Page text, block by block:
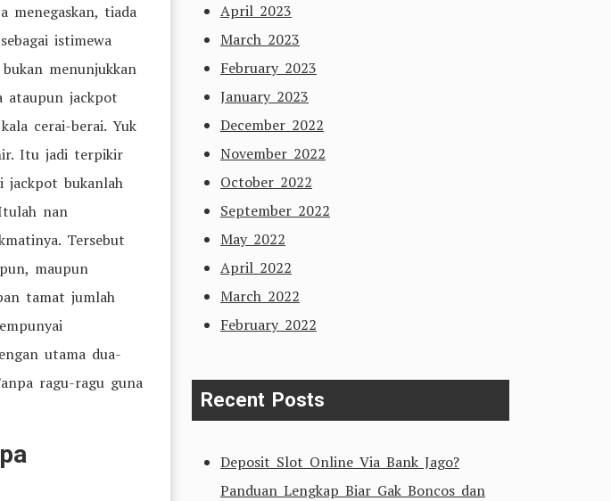
menegaskan, tiada
istimewa
menunjukkan
ataupun jackpot
cerai-berai. Yuk
Itu jadi terpikir
jackpot bukanlah
nan
Tersebut
maupun
tamat jumlah
utama dua-
ragu-ragu guna
April 2023
March 2023
February 2023
January 2023
December 2022
November 2022
October 2022
September 2022
May 2022
April 2022
March 2022
February 2022
Recent Posts
Deposit Slot Online Via Bank Jago?
Panduan Lengkap Biar Gak Boncos dan